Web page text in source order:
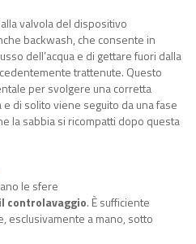
valvola del dispositivo
backwash, che consente in
dell’acqua e di gettare fuori dalla
trattenute. Questo
per svolgere una corretta
di solito viene seguito da una fase
la sabbia si ricompatti dopo questa
le sfere
controlavaggio. È sufficiente
esclusivamente a mano, sotto